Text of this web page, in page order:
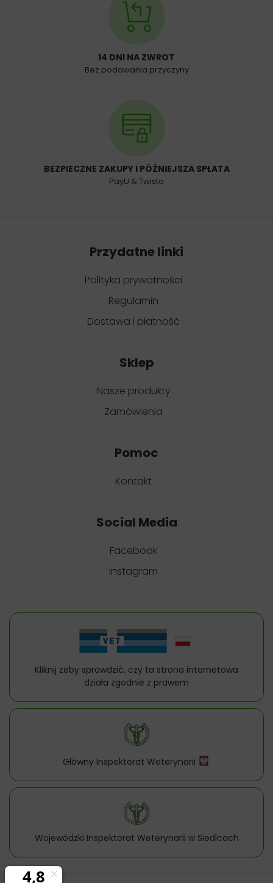
14 DNI NA ZWROT
Bez podawania przyczyny
BEZPIECZNE ZAKUPY I PÓŹNIEJSZA SPŁATA
PayU & Twisto
Przydatne linki
Polityka prywatności
Regulamin
Dostawa i płatność
Sklep
Nasze produkty
Zamówienia
Pomoc
Kontakt
Social Media
Facebook
Instagram
Kliknij żeby sprawdzić, czy ta strona internetowa
działa zgodnie z prawem
Główny Inspektorat Weterynarii
Wojewódzki Inspektorat Weterynarii w Siedlcach